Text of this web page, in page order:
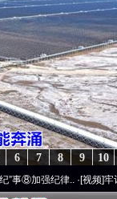
10
9
8
7
6
强纪律..·[视频]牢记初心